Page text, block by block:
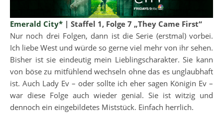
Emerald City* | Staffel 1, Folge 7 „They Came First“
Nur noch drei Folgen, dann ist die Serie (erstmal) vorbei.
Ich liebe West und würde so gerne viel mehr von ihr sehen.
Bisher ist sie eindeutig mein Lieblingscharakter. Sie kann
von böse zu mitfühlend wechseln ohne das es unglaubhaft
ist. Auch Lady Ev – oder sollte ich eher sagen Königin Ev –
war diese Folge auch wieder genial. Sie ist witzig und
dennoch ein eingebildetes Miststück. Einfach herrlich.